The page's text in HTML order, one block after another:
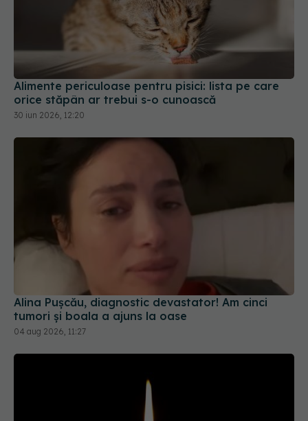
Alimente periculoase pentru pisici: lista pe care
orice stăpân ar trebui s-o cunoască
30 iun 2026, 12:20
Alina Pușcău, diagnostic devastator! Am cinci
tumori și boala a ajuns la oase
04 aug 2026, 11:27